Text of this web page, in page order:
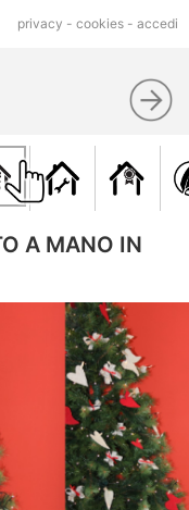
privacy - cookies - accedi
A MANO IN